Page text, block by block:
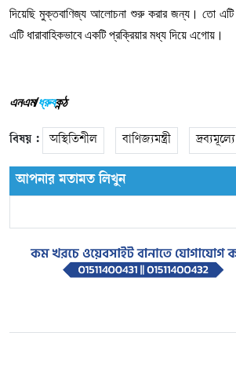
দিয়েছি মুক্তবাণিজ্য আলোচনা শুরু করার জন্য। তো এটি
এটি ধারাবাহিকভাবে একটি প্রক্রিয়ার মধ্য দিয়ে এগোয়।
এনএম/ধ্রুবকন্ঠ
বিষয় : অস্থিতিশীল বাণিজ্যমন্ত্রী দ্রব্যমূল্যে
আপনার মতামত লিখুন